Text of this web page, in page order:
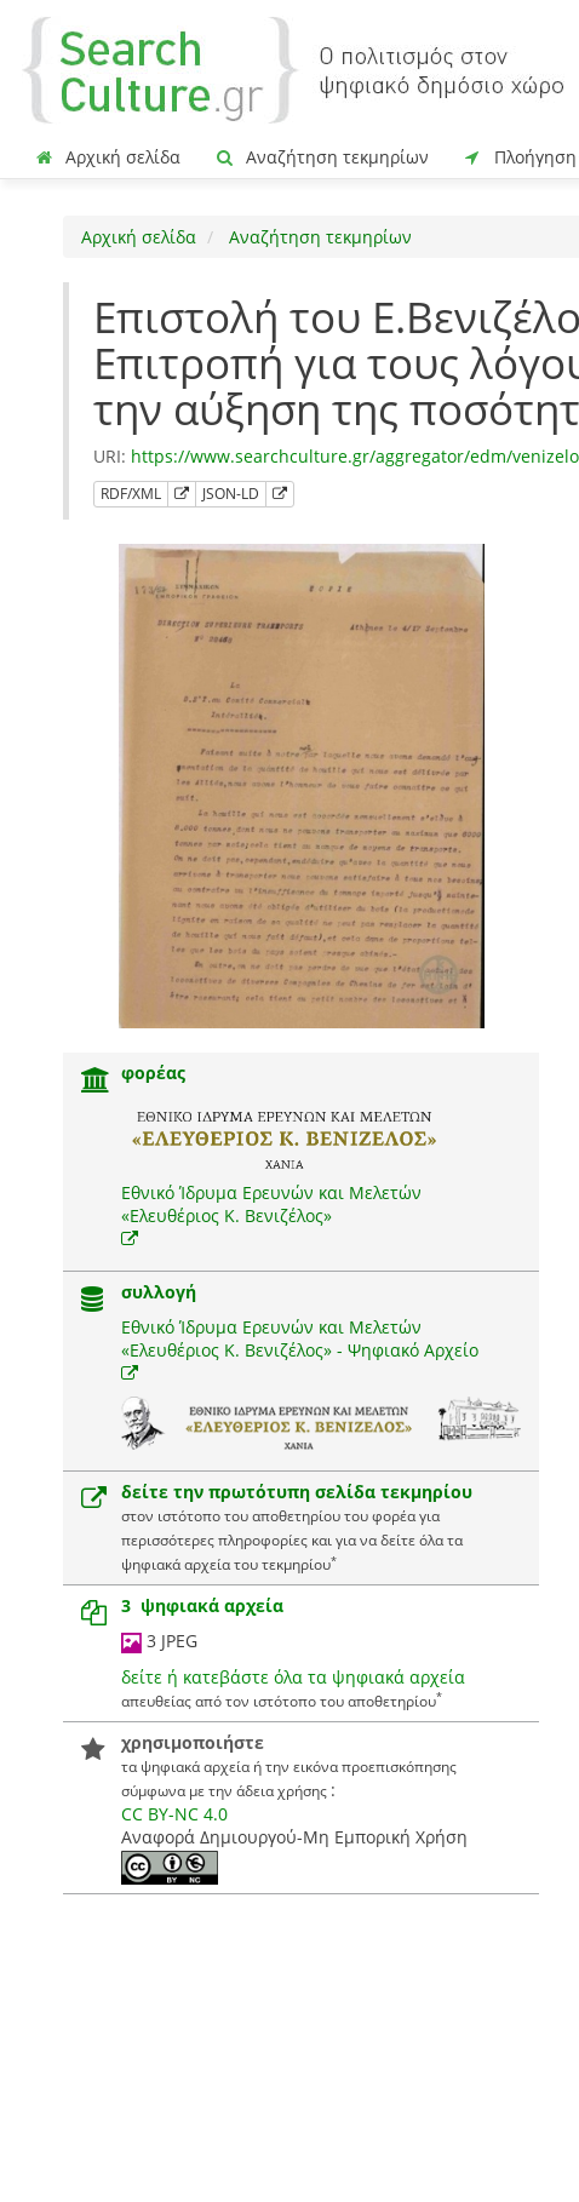
Αρχική σελίδα Αναζήτηση τεκμηρίων Πλοήγηση
Αρχική σελίδα Αναζήτηση τεκμηρίων
Επιστολή του
Επιτροπή για τους
την αύξηση της
URI: https://www.searchculture.gr/aggregator/edm/
RDF/XML JSON-LD
φορέας
Εθνικό Ίδρυμα Ερευνών και Μελετών
«Ελευθέριος Κ. Βενιζέλος»
συλλογή
Εθνικό Ίδρυμα Ερευνών και Μελετών
«Ελευθέριος Κ. Βενιζέλος» - Ψηφιακό Αρχείο
δείτε την πρωτότυπη σελίδα τεκμηρίου
στον ιστότοπο του αποθετηρίου του φορέα για
περισσότερες πληροφορίες και για να δείτε όλα τα
ψηφιακά αρχεία του τεκμηρίου*
3 ψηφιακά αρχεία
3 JPEG
δείτε ή κατεβάστε όλα τα ψηφιακά αρχεία
απευθείας από τον ιστότοπο του αποθετηρίου*
χρησιμοποιήστε
τα ψηφιακά αρχεία ή την εικόνα προεπισκόπησης
σύμφωνα με την άδεια χρήσης :
CC BY-NC 4.0
Αναφορά Δημιουργού-Μη Εμπορική Χρήση